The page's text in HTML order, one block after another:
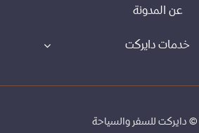
عن المدونة
خدمات دايركت